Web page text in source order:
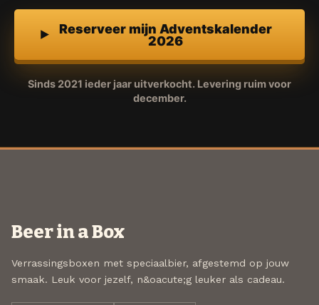
Reserveer mijn Adventskalender
2026
Sinds 2021 ieder jaar uitverkocht. Levering ruim voor
december.
Beer in a Box
Verrassingsboxen met speciaalbier, afgestemd op jouw
smaak. Leuk voor jezelf, n&oacute;g leuker als cadeau.